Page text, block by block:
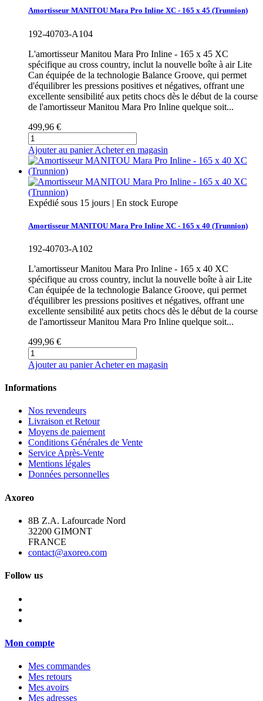
Amortisseur MANITOU Mara Pro Inline XC - 165 x 45 (Trunnion)
192-40703-A104
L'amortisseur Manitou Mara Pro Inline - 165 x 45 XC
spécifique au cross country, inclut la nouvelle boîte à air Lite
Can équipée de la technologie Balance Groove, qui permet
d'équilibrer les pressions positives et négatives, offrant une
excellente sensibilité aux petits chocs dès le début de la course
de l'amortisseur Manitou Mara Pro Inline quelque soit...
499,96 €
Ajouter au panier Acheter en magasin
Expédié sous 15 jours | En stock Europe
Amortisseur MANITOU Mara Pro Inline XC - 165 x 40 (Trunnion)
192-40703-A102
L'amortisseur Manitou Mara Pro Inline - 165 x 40 XC
spécifique au cross country, inclut la nouvelle boîte à air Lite
Can équipée de la technologie Balance Groove, qui permet
d'équilibrer les pressions positives et négatives, offrant une
excellente sensibilité aux petits chocs dès le début de la course
de l'amortisseur Manitou Mara Pro Inline quelque soit...
499,96 €
Ajouter au panier Acheter en magasin
Informations
Nos revendeurs
Livraison et Retour
Moyens de paiement
Conditions Générales de Vente
Service Après-Vente
Mentions légales
Données personnelles
Axoreo
8B Z.A. Lafourcade Nord
32200 GIMONT
FRANCE
contact@axoreo.com
Follow us
Mon compte
Mes commandes
Mes retours
Mes avoirs
Mes adresses